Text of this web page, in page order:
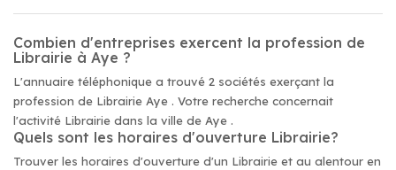
Combien d'entreprises exercent la profession de
Librairie à Aye ?
L'annuaire téléphonique a trouvé 2 sociétés exerçant la
profession de Librairie Aye . Votre recherche concernait
l'activité Librairie dans la ville de Aye .
Quels sont les horaires d'ouverture Librairie?
Trouver les horaires d'ouverture d'un Librairie et au alentour en